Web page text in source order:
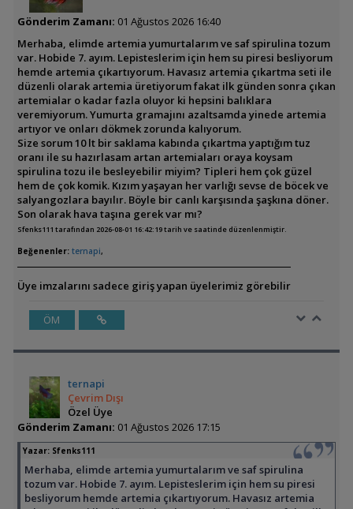
Gönderim Zamanı: 01 Ağustos 2026 16:40
Merhaba, elimde artemia yumurtalarım ve saf spirulina tozum
var. Hobide 7. ayım. Lepisteslerim için hem su piresi besliyorum
hemde artemia çıkartıyorum. Havasız artemia çıkartma seti ile
düzenli olarak artemia üretiyorum fakat ilk günden sonra çıkan
artemialar o kadar fazla oluyor ki hepsini balıklara
veremiyorum. Yumurta gramajını azaltsamda yinede artemia
artıyor ve onları dökmek zorunda kalıyorum.
Size sorum 10 lt bir saklama kabında çıkartma yaptığım tuz
oranı ile su hazırlasam artan artemiaları oraya koysam
spirulina tozu ile besleyebilir miyim? Tipleri hem çok güzel
hem de çok komik. Kızım yaşayan her varlığı sevse de böcek ve
salyangozlara bayılır. Böyle bir canlı karşısında şaşkına döner.
Son olarak hava taşına gerek var mı?
Sfenks111 tarafından 2026-08-01 16:42:19 tarih ve saatinde düzenlenmiştir.
Beğenenler: ternapi,
Üye imzalarını sadece giriş yapan üyelerimiz görebilir
ÖM
ternapi
Çevrim Dışı
Özel Üye
Gönderim Zamanı: 01 Ağustos 2026 17:15
Yazar: Sfenks111
Merhaba, elimde artemia yumurtalarım ve saf spirulina
tozum var. Hobide 7. ayım. Lepisteslerim için hem su piresi
besliyorum hemde artemia çıkartıyorum. Havasız artemia